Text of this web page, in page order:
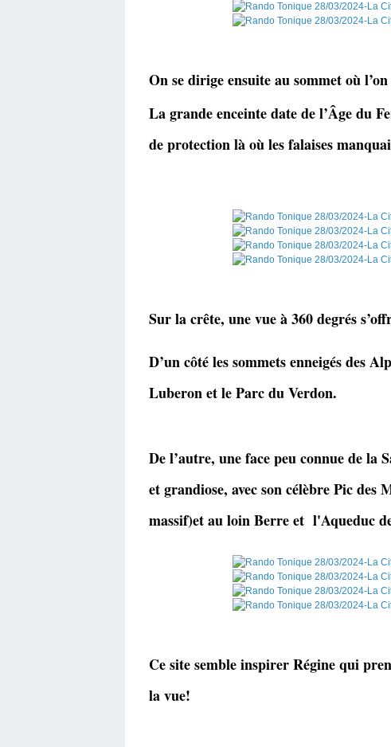
On se dirige ensuite au sommet où
La grande enceinte date de l’Âge du
de protection là où les falaises
Sur la crête, une vue à 360 degrés
D’un côté les sommets enneigés des
Luberon et le Parc du Verdon.
De l’autre, une face peu connue de
et grandiose, avec son célèbre Pic des
massif)et au loin Berre et l'Aqueduc
Ce site semble inspirer Régine qui
la vue!